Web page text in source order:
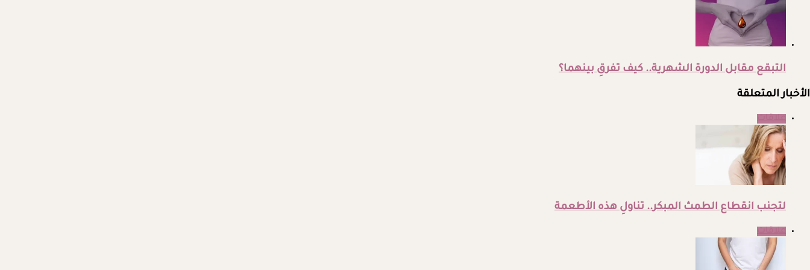
التبقع مقابل الدورة الشهرية.. كيف تفرقِ بينهما؟
الأخبار المتعلقة
لتجنب انقطاع الطمث المبكر.. تناولِ هذه الأطعمة